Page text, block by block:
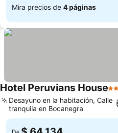
Mira precios de 4 páginas
Hotel Peruvians House3
Desayuno en la habitación, Calle
tranquila en Bocanegra
De